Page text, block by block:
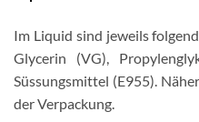
Im Liquid sind jeweils
Glycerin (VG),
Süssungsmittel (E955).
der Verpackung.